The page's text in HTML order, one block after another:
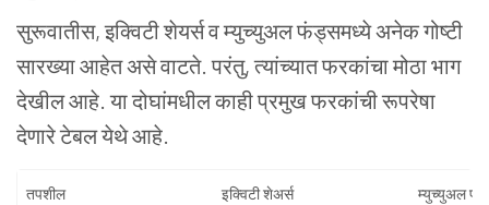
सुरूवातीस, इक्विटी शेयर्स व म्युच्युअल फंड्समध्ये अनेक गोष्टी
सारख्या आहेत असे वाटते. परंतु, त्यांच्यात फरकांचा मोठा भाग
देखील आहे. या दोघांमधील काही प्रमुख फरकांची रूपरेषा
देणारे टेबल येथे आहे.
तपशील इक्विटी शेअर्स म्युच्युअल